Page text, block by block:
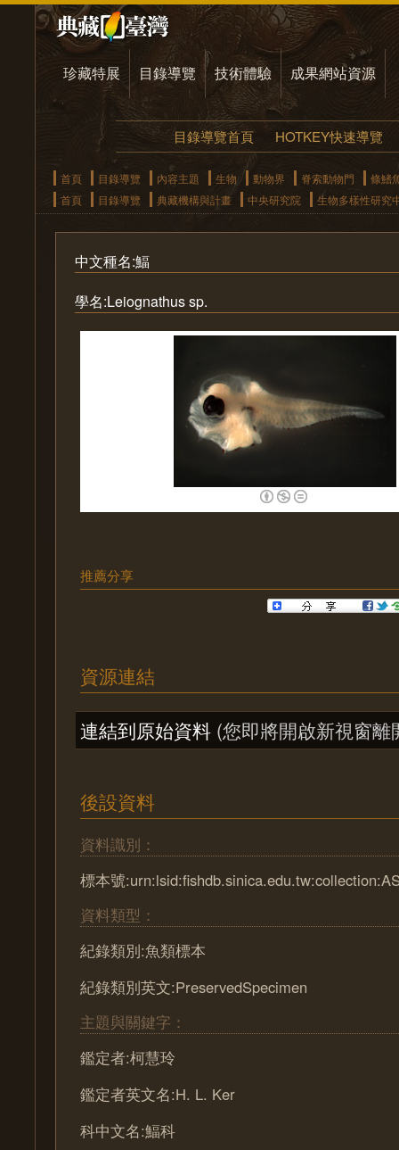
珍藏特展 目錄導覽 技術體驗 成果網站資源
目錄導覽首頁 HOTKEY快速導覽
首頁 目錄導覽 內容主題 生物 動物界 脊索動物門
條鰭
首頁
目錄導覽 典藏機構與計畫 中央研究院 生物多樣性研究
中文種名:鰏
學名:Leiognathus sp.
推薦分享
資源連結
連結到原始資料 (您即將開啟新視窗離
後設資料
資料識別：
標本號
資料類型：
紀錄類別:魚類標本
紀錄類別英文:PreservedSpecimen
主題與關鍵字：
鑑定者:柯慧玲
鑑定者英文名:H. L. Ker
科中文名:鰏科